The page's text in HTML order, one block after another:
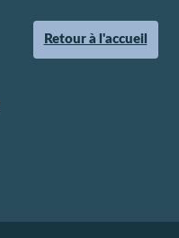
Retour à l'accueil